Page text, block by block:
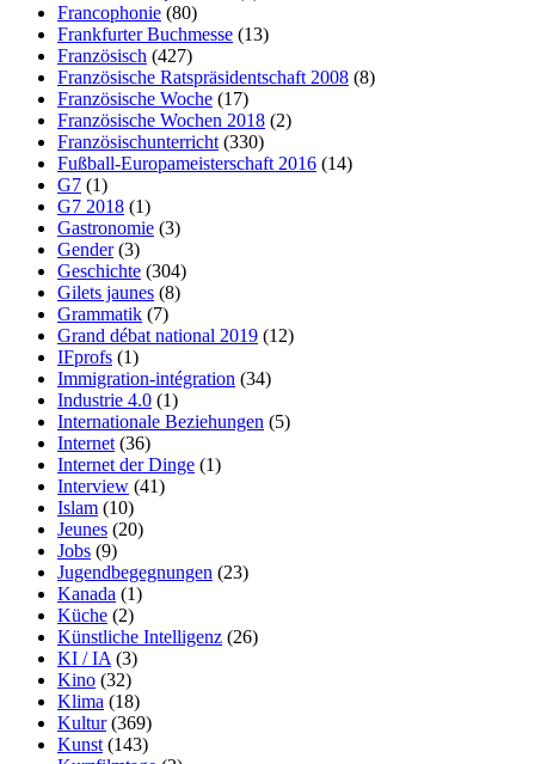
Francophonie (80)
Frankfurter Buchmesse (13)
Französisch (427)
Französische Ratspräsidentschaft 2008 (8)
Französische Woche (17)
Französische Wochen 2018 (2)
Französischunterricht (330)
Fußball-Europameisterschaft 2016 (14)
G7 (1)
G7 2018 (1)
Gastronomie (3)
Gender(3)
Geschichte (304)
Gilets jaunes (8)
Grammatik (7)
Grand débat national 2019 (12)
IFprofs (1)
Immigration-intégration (34)
Industrie 4.0 (1)
Internationale Beziehungen (5)
Internet (36)
Internet der Dinge (1)
Interview (41)
Islam (10)
Jeunes (20)
Jobs (9)
Jugendbegegnungen (23)
Kanada (1)
Küche (2)
Künstliche Intelligenz (26)
KI / IA (3)
Kino (32)
Klima (18)
Kultur(369)
Kunst (143)